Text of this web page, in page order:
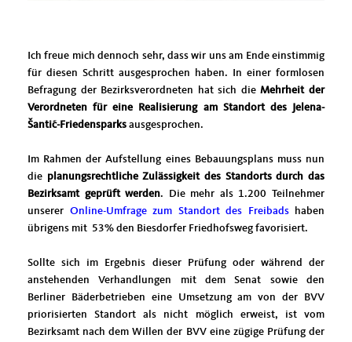
Ich freue mich dennoch sehr, dass wir uns am Ende einstimmig
für diesen Schritt ausgesprochen haben. In einer formlosen
Befragung der Bezirksverordneten hat sich dieMehrheit der
Verordneten für eine Realisierung am Standort des Jelena-
antić-Friedensparks ausgesprochen.
Im Rahmen der Aufstellung eines Bebauungsplans muss nun
die planungsrechtliche Zulässigkeit des Standorts durch das
Bezirksamt geprüft werden. Die mehr als 1.200 Teilnehmer
unserer Online-Umfrage zum Standort des Freibadshaben
übrigens mit 53% den Biesdorfer Friedhofsweg favorisiert.
Sollte sich im Ergebnis dieser Prüfung oder während der
anstehenden Verhandlungen mit dem Senat sowie den
Berliner Bäderbetrieben eine Umsetzung am von der BVV
priorisierten Standort als nicht möglich erweist, ist vom
Bezirksamt nach dem Willen der BVV eine zügige Prüfung der